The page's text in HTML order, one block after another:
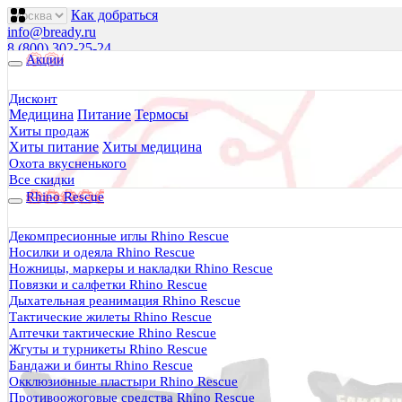
Как добраться
info@bready.ru
8 (800) 302-25-24
Пн 0900- 18
Будь Готов
Магазин походного снаряжения
все для туризма, охоты, рыбалки
Каталог
Акции
Дисконт
Медицина Питание Термосы
Хиты продаж
Хиты питание Хиты медицина
Охота вкусненького
Все скидки
Rhino Rescue
Декомпресионные иглы Rhino Rescue
Носилки и одеяла Rhino Rescue
Ножницы, маркеры и накладки Rhino Rescue
Повязки и салфетки Rhino Rescue
Дыхательная реанимация Rhino Rescue
Тактические жилеты Rhino Rescue
Аптечки тактические Rhino Rescue
Жгуты и турникеты Rhino Rescue
Бандажи и бинты Rhino Rescue
Окклюзионные пластыри Rhino Rescue
Противоожоговые средства Rhino Rescue
0 руб.
0
0
Тактическая медицина
Еда в дорогу